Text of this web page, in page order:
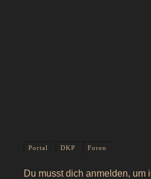
Portal DKP Foren
Du musst dich anmelden, um